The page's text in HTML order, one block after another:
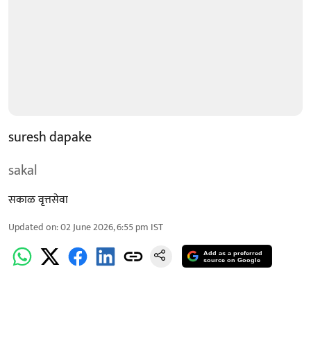
suresh dapake
sakal
सकाळ वृत्तसेवा
Updated on:02 June 2026, 6:55 pm IST
Add as a preferred
source on Google